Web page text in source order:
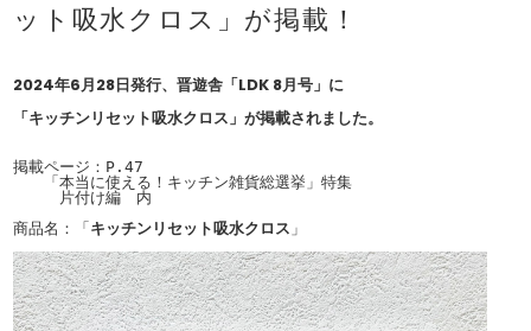
ット吸水クロス」が掲載！
2024年6月28日発行、晋遊舎「LDK 8月号」に
「キッチンリセット吸水クロス」が掲載されました。
掲載ページ：P.47
「本当に使える！キッチン雑貨総選挙」特集
片付け編　内
商品名：「 キッチンリセット吸水クロス 」